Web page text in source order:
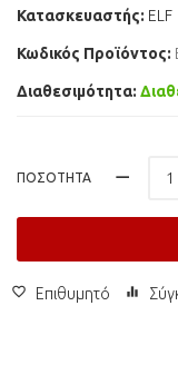
Κατασκευαστής: ELF
Κωδικός Προϊόντος:
Διαθεσιμότητα:
ΠΟΣΌΤΗΤΑ
Επιθυμητό